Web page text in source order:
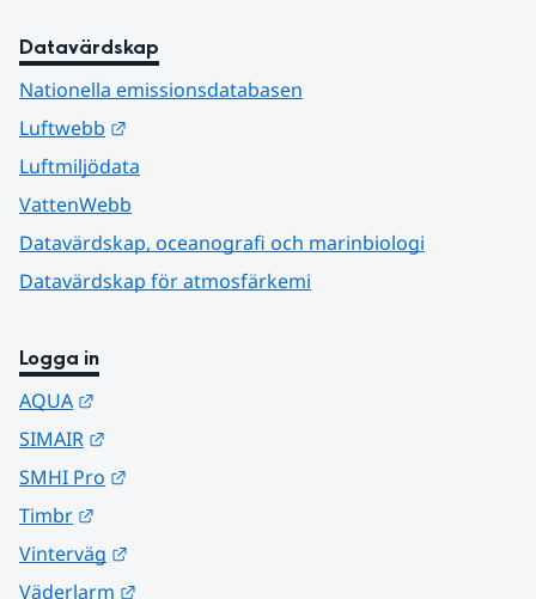
Datavärdskap
Nationella emissionsdatabasen
Luftwebb
Luftmiljödata
VattenWebb
Datavärdskap, oceanografi och marinbiologi
Datavärdskap för atmosfärkemi
Logga in
AQUA
SIMAIR
SMHI Pro
Timbr
Vinterväg
Väderlarm